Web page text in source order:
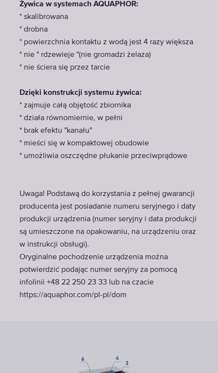
Żywica w systemach AQUAPHOR:
* skalibrowana
* drobna
* powierzchnia kontaktu z wodą jest 4 razy większa
* nie " rdzewieje "(nie gromadzi żelaza)
* nie ściera się przez tarcie
Dzięki konstrukcji systemu żywica:
* zajmuje całą objętość zbiornika
* działa równomiernie, w pełni
* brak efektu "kanału"
* mieści się w kompaktowej obudowie
* umożliwia oszczędne płukanie przeciwprądowe
Uwaga! Podstawą do korzystania z pełnej gwarancji
producenta jest posiadanie numeru seryjnego i daty
produkcji urządzenia (numer seryjny i data produkcji
są umieszczone na opakowaniu, na urządzeniu oraz
w instrukcji obsługi).
Oryginalne pochodzenie urządzenia można
potwierdzić podając numer seryjny za pomocą
infolinii +48 22 250 23 33 lub na czacie
https://aquaphor.com/pl-pl/dom